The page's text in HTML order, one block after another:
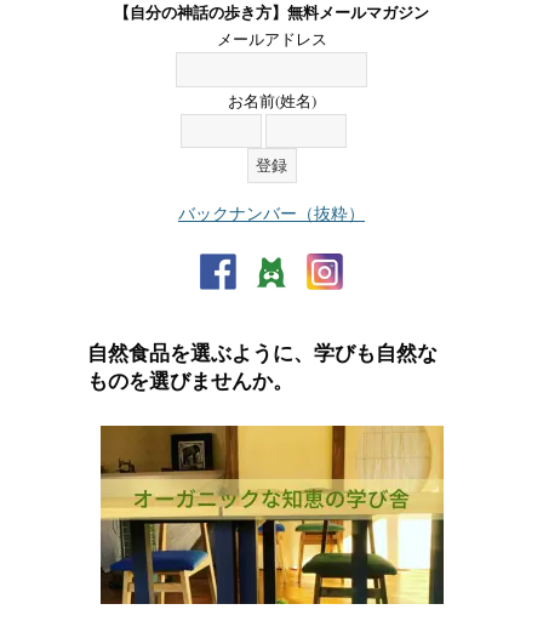
【自分の神話の歩き方】無料メールマガジン
メールアドレス
お名前(姓名)
バックナンバー（抜粋）
自然食品を選ぶように、学びも自然な
ものを選びませんか。